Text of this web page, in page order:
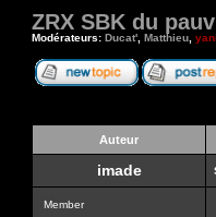
ZRX SBK du
Modérateurs: Ducat' Matthieu
Auteur
imade
Member